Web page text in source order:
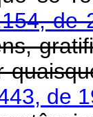
de
de